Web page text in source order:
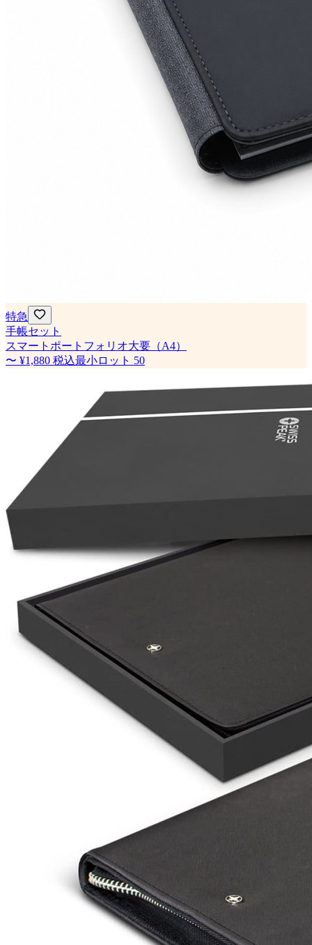
特急
手帳セット
スマートポートフォリオ大要（A4）
〜 ¥1,880 税込最小ロット 50